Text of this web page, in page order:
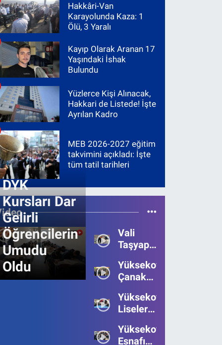
Hakkâri-Van
Karayolunda Kaza: 1
Ölü, 3 Yaralı
Kayıp Olarak Aranan 17
Yaşındaki İshak
Bulundu
Yüzlerce Kişi Alınacak,
Hakkari de Listede! İşte
Ayrılan Kadro
MEB 2026-2027 eğitim
takvimini açıkladı: İşte
tüm tatil tarihleri
DYK
Kursları Dar
Gelirli
Öğrencilerin
Umudu
Oldu
Vali
Taşyapan,
Bölgesinde
İncelemelerde
Bulundu
Yüksekova’da
Çanakkale
111.Yılı
Kutlandı
Yüksekova’da
Liseler
Bilgi
Yüksekova
Esnafı